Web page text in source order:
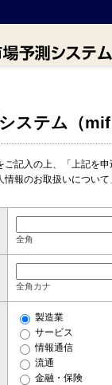
システム（
記入の上、「上記を
情報のお取扱いについ
全角
全角カナ
製造業
サービス
情報通信
流通
金融・保険